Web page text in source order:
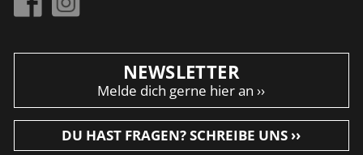
NEWSLETTER
Melde dich gerne hier an ››
DU HAST FRAGEN? SCHREIBE UNS ››